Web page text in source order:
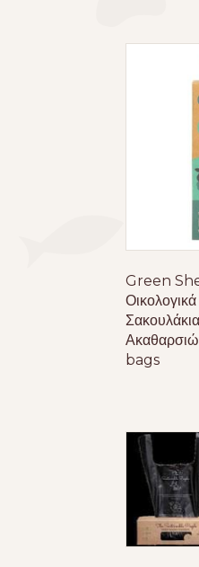
Green
Οικολογικά
Σακουλάκια
bags